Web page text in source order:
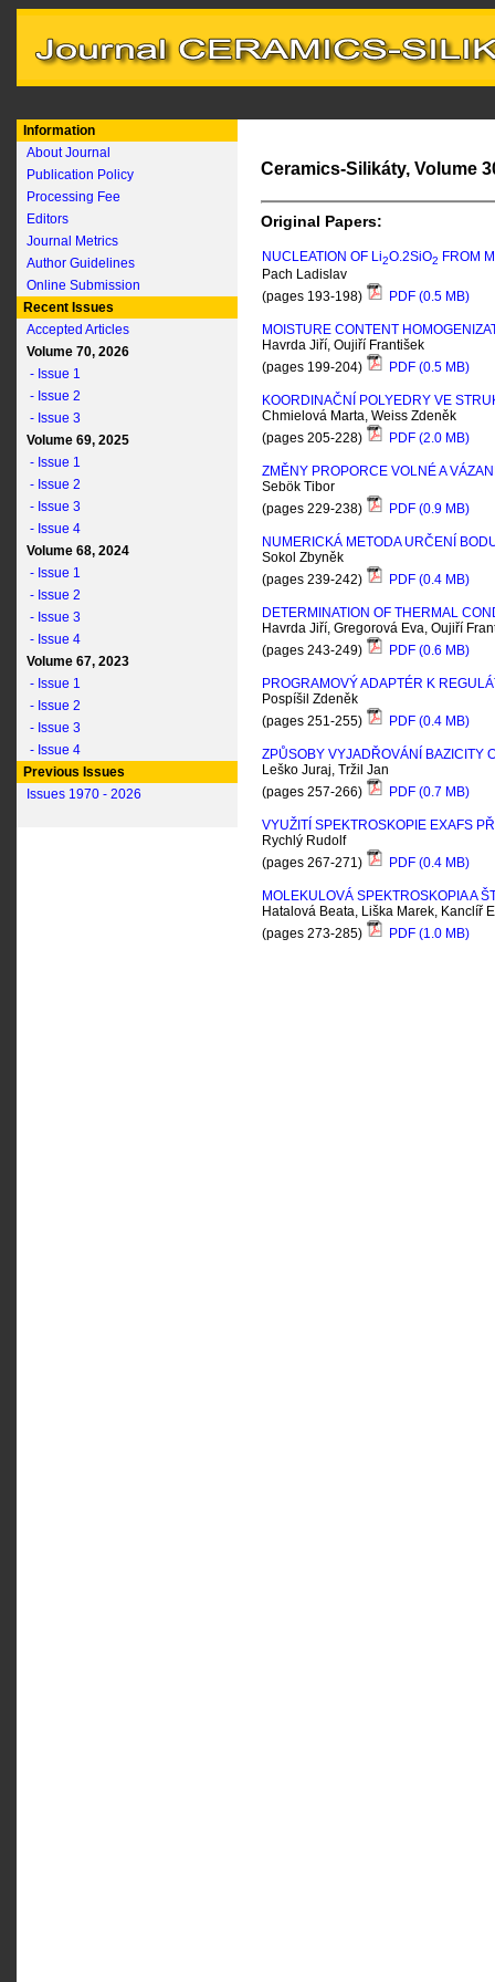
Information
About Journal
Publication Policy
Processing Fee
Editors
Journal Metrics
Author Guidelines
Online Submission
Recent Issues
Accepted Articles
Volume 70, 2026
- Issue 1
- Issue 2
- Issue 3
Volume 69, 2025
- Issue 1
- Issue 2
- Issue 3
- Issue 4
Volume 68, 2024
- Issue 1
- Issue 2
- Issue 3
- Issue 4
Volume 67, 2023
- Issue 1
- Issue 2
- Issue 3
- Issue 4
Previous Issues
Issues 1970 - 2026
Ceramics-Silikáty, Volume
Original Papers:
NUCLEATION OF Li2O.2SiO2 FROM
Pach Ladislav
(pages 193-198)
PDF (0.5 MB)
MOISTURE CONTENT
Havrda Jiří, Oujiří František
(pages 199-204)
PDF (0.5 MB)
KOORDINAČNÍ POLYEDRY VE
Chmielová Marta, Weiss Zdeněk
(pages 205-228)
PDF (2.0 MB)
ZMĚNY PROPORCE VOLNÉ A
Sebök Tibor
(pages 229-238)
PDF (0.9 MB)
NUMERICKÁ METODA URČENÍ
Sokol Zbyněk
(pages 239-242)
PDF (0.4 MB)
DETERMINATION OF THERMAL
Havrda Jiří, Gregorová Eva, Oujiří
(pages 243-249)
PDF (0.6 MB)
PROGRAMOVÝ ADAPTÉR K
Pospíšil Zdeněk
(pages 251-255)
PDF (0.4 MB)
ZPŮSOBY VYJADŘOVÁNÍ BAZICITY
Leško Juraj, Tržil Jan
(pages 257-266)
PDF (0.7 MB)
VYUŽITÍ SPEKTROSKOPIE EXAFS
Rychlý Rudolf
(pages 267-271)
PDF (0.4 MB)
MOLEKULOVÁ SPEKTROSKOPIA A
Hatalová Beata, Liška Marek, Kanclíř
(pages 273-285)
PDF (1.0 MB)